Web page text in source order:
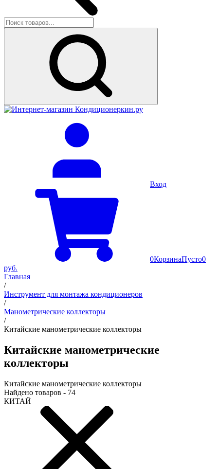
Вход
0КорзинаПусто0
руб.
Главная
/
Инструмент для монтажа кондиционеров
/
Манометрические коллекторы
/
Китайские манометрические коллекторы
Китайские манометрические
коллекторы
Китайские манометрические коллекторы
Найдено товаров - 74
КИТАЙ